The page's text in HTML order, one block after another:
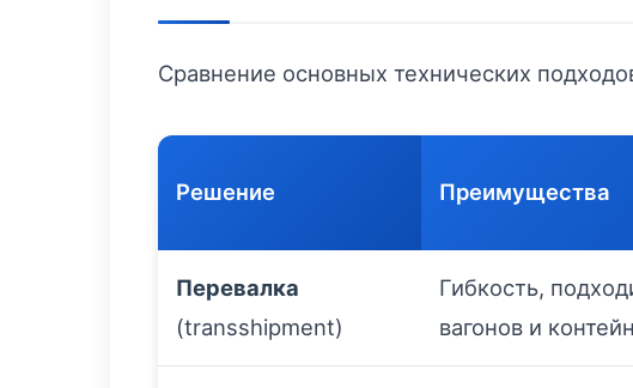
Сравнение основных технических
Решение Преимущества
Перевалка
(transshipment)
Гибкость,
вагонов и